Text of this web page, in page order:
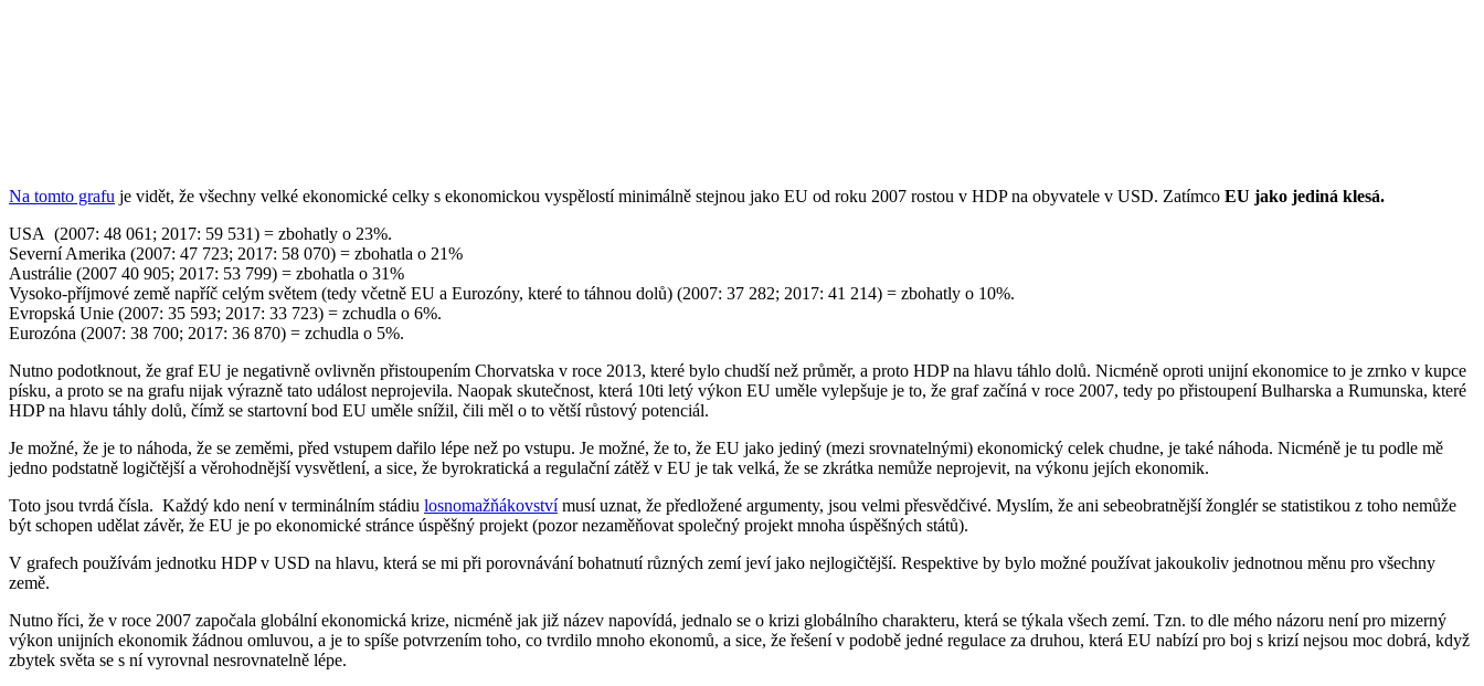
Na tomto grafu je vidět, že všechny velké ekonomické celky s ekonomickou vyspělostí minimálně stejnou jako EU od roku 2007 rostou v HDP na obyvatele v USD. Zatímco EU jako jediná klesá.
USA (2007: 48 061; 2017: 59 531) = zbohatly o 23%.
Severní Amerika (2007: 47 723; 2017: 58 070) = zbohatla o 21%
Austrálie (2007 40 905; 2017: 53 799) = zbohatla o 31%
Vysoko-příjmové země napříč celým světem (tedy včetně EU a Eurozóny, které to táhnou dolů) (2007: 37 282; 2017: 41 214) = zbohatly o 10%.
Evropská Unie (2007: 35 593; 2017: 33 723) = zchudla o 6%.
Eurozóna (2007: 38 700; 2017: 36 870) = zchudla o 5%.
Nutno podotknout, že graf EU je negativně ovlivněn přistoupením Chorvatska v roce 2013, které bylo chudší než průměr, a proto HDP na hlavu táhlo dolů. Nicméně oproti unijní ekonomice to je zrnko v kupce
písku, a proto se na grafu nijak výrazně tato událost neprojevila. Naopak skutečnost, která 10ti letý výkon EU uměle vylepšuje je to, že graf začíná v roce 2007, tedy po přistoupení Bulharska a Rumunska, které
HDP na hlavu táhly dolů, čímž se startovní bod EU uměle snížil, čili měl o to větší růstový potenciál.
Je možné, že je to náhoda, že se zeměmi, před vstupem dařilo lépe než po vstupu. Je možné, že to, že EU jako jediný (mezi srovnatelnými) ekonomický celek chudne, je také náhoda. Nicméně je tu podle mě
jedno podstatně logičtější a věrohodnější vysvětlení, a sice, že byrokratická a regulační zátěž v EU je tak velká, že se zkrátka nemůže neprojevit, na výkonu jejích ekonomik.
Toto jsou tvrdá čísla. Každý kdo není v terminálním stádiu losnomažňákovstvímusí uznat, že předložené argumenty, jsou velmi přesvědčivé. Myslím, že ani sebeobratnější žonglér se statistikou z toho nemůže
být schopen udělat závěr, že EU je po ekonomické stránce úspěšný projekt (pozor nezaměňovat společný projekt mnoha úspěšných států).
V grafech používám jednotku HDP v USD na hlavu, která se mi při porovnávání bohatnutí různých zemí jeví jako nejlogičtější. Respektive by bylo možné používat jakoukoliv jednotnou měnu pro všechny
země.
Nutno říci, že v roce 2007 započala globální ekonomická krize, nicméně jak již název napovídá, jednalo se o krizi globálního charakteru, která se týkala všech zemí. Tzn. to dle mého názoru není pro mizerný
výkon unijních ekonomik žádnou omluvou, a je to spíše potvrzením toho, co tvrdilo mnoho ekonomů, a sice, že řešení v podobě jedné regulace za druhou, která EU nabízí pro boj s krizí nejsou moc dobrá, když
zbytek světa se s ní vyrovnal nesrovnatelně lépe.